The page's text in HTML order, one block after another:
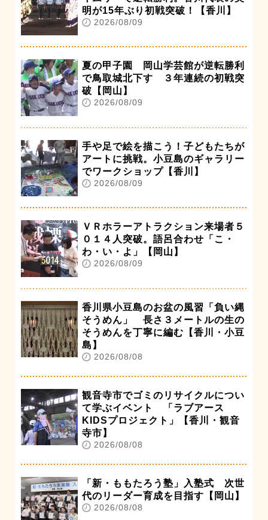
明が15年ぶり初戦突破！【香川】
2026/08/09
夏の甲子園 岡山学芸館が逆転勝利
で鳥取城北下す ３年連続の初戦突
破【岡山】
2026/08/09
手や足で絵を描こう！子どもたちが
アートに挑戦。小豆島のギャラリー
でワークショップ【香川】
2026/08/09
ＶＲホラーアトラクション来場者５
０１４人突破。語呂合わせ「こ・
わ・い・よ」【岡山】
2026/08/09
香川県小豆島のお盆の風習「負い縄
そうめん」 長さ３メートルの生の
そうめんを丁寧に編む【香川・小豆
島】
2026/08/08
観音寺市でゴミのリサイクルについ
て学ぶイベント 「ラブアース
KIDSプロジェクト」【香川・観音
寺市】
2026/08/08
「新・ももたろう塾」入塾式 次世
代のリーダー育成を目指す【岡山】
2026/08/08